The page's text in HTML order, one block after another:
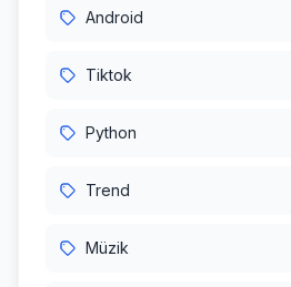
Android
Tiktok
Python
Trend
Müzik